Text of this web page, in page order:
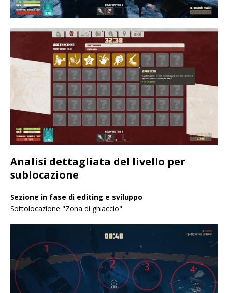
Analisi dettagliata del livello per
sublocazione
Sezione in fase di editing e sviluppo
Sottolocazione "Zona di ghiaccio"